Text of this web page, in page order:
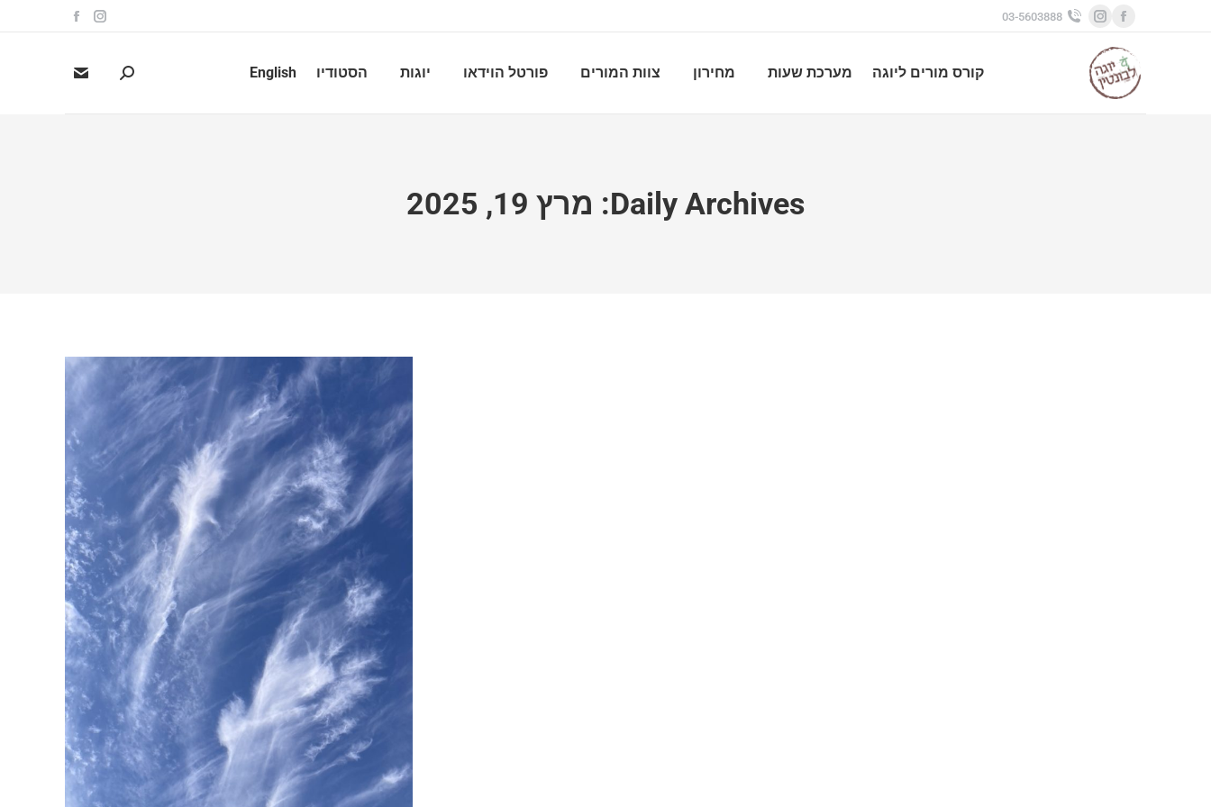
Facebook
page
opens
in
Instagram
page
opens
in
03-5603888
קורס מורים ליוגה מערכת שעות מחירון צוות המורים פורטל הוידאו יוגות הסטודיו English
Search:
Daily Archives: מרץ 19, 2025